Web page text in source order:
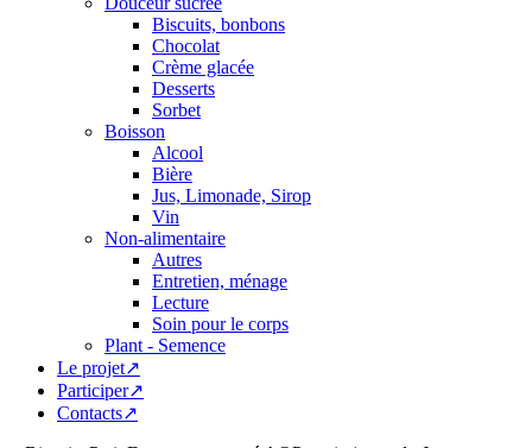
Biscuits, bonbons
Chocolat
Crème glacée
Desserts
Sorbet
Boisson
Alcool
Bière
Jus, Limonade, Sirop
Vin
Non-alimentaire
Autres
Entretien, ménage
Lecture
Soin pour le corps
Plant - Semence
Le projet↗
Participer↗
Contacts↗